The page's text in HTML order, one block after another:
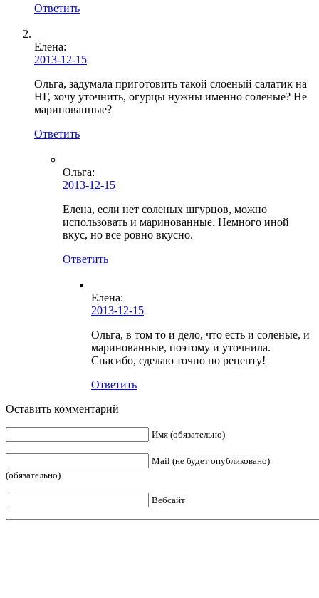
Ответить
Елена:
2013-12-15
Ольга, задумала приготовить такой слоеный салатик на
НГ, хочу уточнить, огурцы нужны именно соленые? Не
маринованные?
Ответить
Ольга:
2013-12-15
Елена, если нет соленых шгурцов, можно
использовать и маринованные. Немного иной
вкус, но все ровно вкусно.
Ответить
Елена:
2013-12-15
Ольга, в том то и дело, что есть и соленые, и
маринованные, поэтому и уточнила.
Спасибо, сделаю точно по рецепту!
Ответить
Оставить комментарий
Имя (обязательно)
Mail (не будет опубликовано)
(обязательно)
Вебсайт